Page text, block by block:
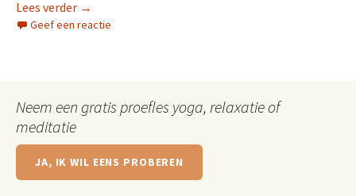
Lees verder Hoe ga je om met langdurig lijden en wat kan je
→
Geef een reactie
Neem een gratis proefles yoga, relaxatie of
meditatie
JA, IK WIL EENS PROBEREN